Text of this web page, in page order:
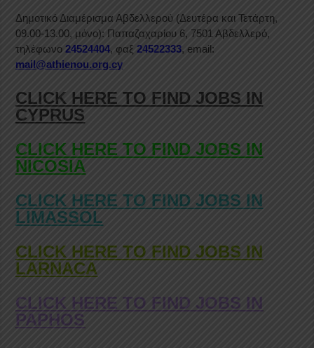
Δημοτικό Διαμέρισμα Αβδελλερού (Δευτέρα και Τετάρτη,
09.00-13.00, μόνο): Παπαζαχαρίου 6, 7501 Αβδελλερό,
τηλέφωνο24524404, φαξ24522333, email:
mail@athienou.org.cy
CLICK HERE TO FIND JOBS IN
CYPRUS
CLICK HERE TO FIND JOBS IN
NICOSIA
CLICK HERE TO FIND JOBS IN
LIMASSOL
CLICK HERE TO FIND JOBS IN
LARNACA
CLICK HERE TO FIND JOBS IN
PAPHOS